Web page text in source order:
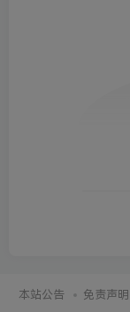
本站公告 免责声明